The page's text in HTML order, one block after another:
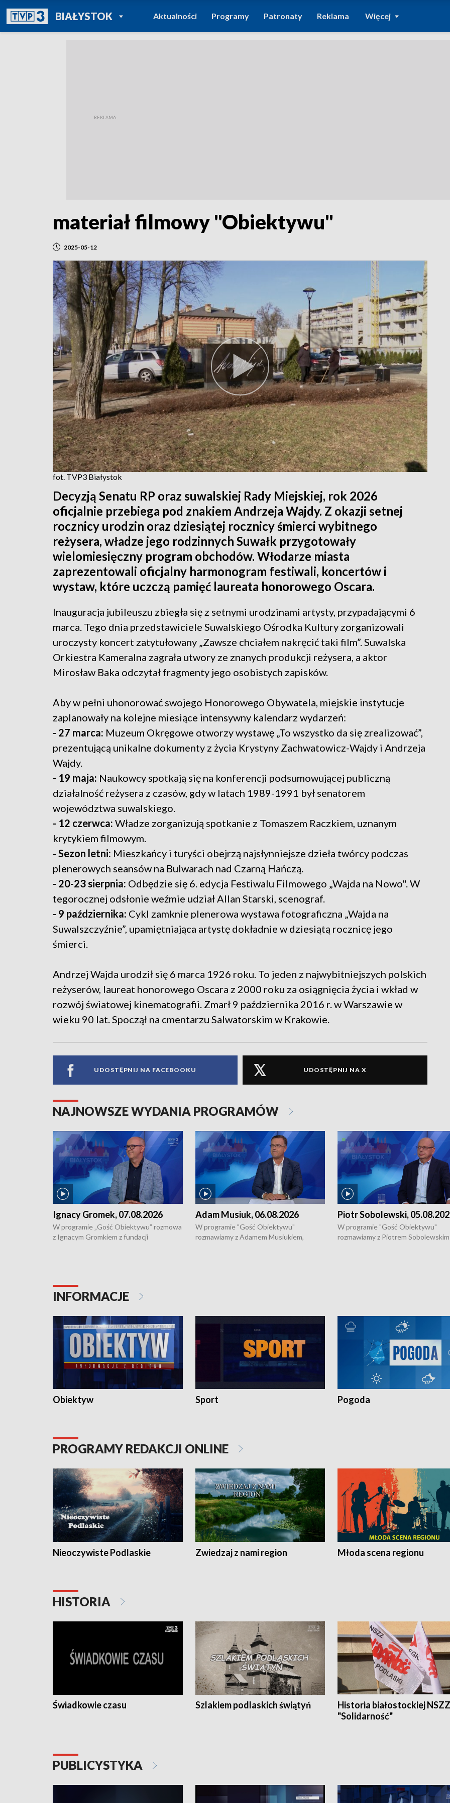
BIAŁYSTOKPOWRÓT DO
TVP REGIONY
Aktualności Programy Patronaty Reklama Więcej
materiał filmowy "Obiektywu"
2025-05-12
fot. TVP3 Białystok
Decyzją Senatu RP oraz suwalskiej Rady Miejskiej, rok 2026
oficjalnie przebiega pod znakiem Andrzeja Wajdy. Z okazji setnej
rocznicy urodzin oraz dziesiątej rocznicy śmierci wybitnego
reżysera, władze jego rodzinnych Suwałk przygotowały
wielomiesięczny program obchodów. Włodarze miasta
zaprezentowali oficjalny harmonogram festiwali, koncertów i
wystaw, które uczczą pamięć laureata honorowego Oscara.
Inauguracja jubileuszu zbiegła się z setnymi urodzinami artysty, przypadającymi 6
marca. Tego dnia przedstawiciele Suwalskiego Ośrodka Kultury zorganizowali
uroczysty koncert zatytułowany „Zawsze chciałem nakręcić taki film”. Suwalska
Orkiestra Kameralna zagrała utwory ze znanych produkcji reżysera, a aktor
Mirosław Baka odczytał fragmenty jego osobistych zapisków.
Aby w pełni uhonorować swojego Honorowego Obywatela, miejskie instytucje
zaplanowały na kolejne miesiące intensywny kalendarz wydarzeń:
- 27 marca: Muzeum Okręgowe otworzy wystawę „To wszystko da się zrealizować”,
prezentującą unikalne dokumenty z życia Krystyny Zachwatowicz-Wajdy i Andrzeja
Wajdy.
- 19 maja: Naukowcy spotkają się na konferencji podsumowującej publiczną
działalność reżysera z czasów, gdy w latach 1989-1991 był senatorem
województwa suwalskiego.
- 12 czerwca: Władze zorganizują spotkanie z Tomaszem Raczkiem, uznanym
krytykiem filmowym.
- Sezon letni: Mieszkańcy i turyści obejrzą najsłynniejsze dzieła twórcy podczas
plenerowych seansów na Bulwarach nad Czarną Hańczą.
- 20-23 sierpnia: Odbędzie się 6. edycja Festiwalu Filmowego „Wajda na Nowo". W
tegorocznej odsłonie weźmie udział Allan Starski, scenograf.
- 9 października: Cykl zamknie plenerowa wystawa fotograficzna „Wajda na
Suwalszczyźnie”, upamiętniająca artystę dokładnie w dziesiątą rocznicę jego
śmierci.
Andrzej Wajda urodził się 6 marca 1926 roku. To jeden z najwybitniejszych polskich
reżyserów, laureat honorowego Oscara z 2000 roku za osiągnięcia życia i wkład w
rozwój światowej kinematografii. Zmarł 9 października 2016 r. w Warszawie w
wieku 90 lat. Spoczął na cmentarzu Salwatorskim w Krakowie.
UDOSTĘPNIJ NA FACEBOOKU UDOSTĘPNIJ NA X
NAJNOWSZE WYDANIA PROGRAMÓW
Ignacy Gromek, 07.08.2026
W programie „Gość Obiektywu” rozmowa
z Ignacym Gromkiem z fundacji
Adam Musiuk, 06.08.2026
W programie "Gość Obiektywu"
rozmawiamy z Adamem Musiukiem,
Piotr Sobolewski,
W programie "Gość Obiektywu"
rozmawiamy z Piotrem
INFORMACJE
Obiektyw Sport Pogoda
PROGRAMY REDAKCJI ONLINE
Nieoczywiste Podlaskie Zwiedzaj z nami region Młoda scena regionu
HISTORIA
Świadkowie czasu Szlakiem podlaskich świątyń
Historia białostockiej NSZZ
"Solidarność"
PUBLICYSTYKA